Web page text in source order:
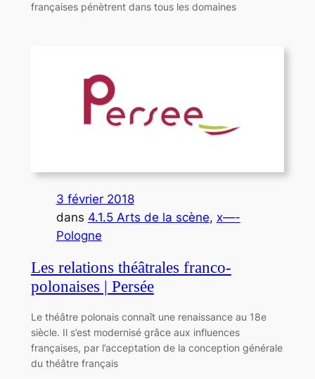
françaises pénètrent dans tous les domaines
3 février 2018
dans 4.1.5 Arts de la scène, x—-
Pologne
Les relations théâtrales franco-
polonaises | Persée
Le théâtre polonais connaît une renaissance au 18e
siècle. Il s’est modernisé grâce aux influences
françaises, par l’acceptation de la conception générale
du théâtre français